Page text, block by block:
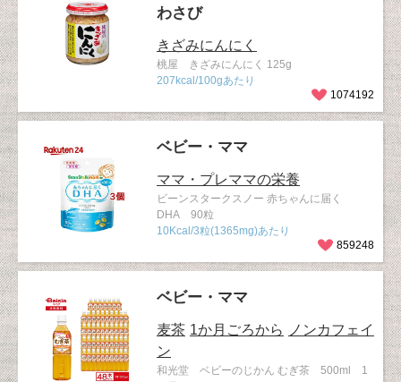
わさび
きざみにんにく
桃屋 きざみにんにく 125g
207kcal/100gあたり
1074192
ベビー・ママ
ママ・プレママの栄養
ビーンスタークスノー 赤ちゃんに届く
DHA 90粒
10Kcal/3粒(1365mg)あたり
859248
ベビー・ママ
麦茶 1か月ごろから
ノンカフェイ
ン
和光堂 ベビーのじかん むぎ茶 500ml 1